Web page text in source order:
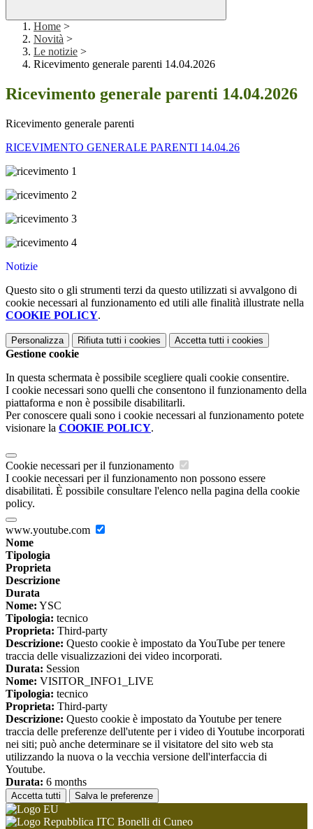
Home >
Novità >
Le notizie >
Ricevimento generale parenti 14.04.2026
Ricevimento generale parenti 14.04.2026
Ricevimento generale parenti
RICEVIMENTO GENERALE PARENTI 14.04.26
Notizie
Questo sito o gli strumenti terzi da questo utilizzati si avvalgono di
cookie necessari al funzionamento ed utili alle finalità illustrate nella
COOKIE POLICY.
Personalizza Rifiuta tutti i cookies Accetta tutti i cookies
Gestione cookie
In questa schermata è possibile scegliere quali cookie consentire.
I cookie necessari sono quelli che consentono il funzionamento della
piattaforma e non è possibile disabilitarli.
Per conoscere quali sono i cookie necessari al funzionamento potete
visionare la COOKIE POLICY.
Cookie necessari per il funzionamento
I cookie necessari per il funzionamento non possono essere
disabilitati. È possibile consultare l'elenco nella pagina della cookie
policy.
www.youtube.com
Nome
Tipologia
Proprieta
Descrizione
Durata
Nome: YSC
Tipologia: tecnico
Proprieta: Third-party
Descrizione: Questo cookie è impostato da YouTube per tenere
traccia delle visualizzazioni dei video incorporati.
Durata: Session
Nome: VISITOR_INFO1_LIVE
Tipologia: tecnico
Proprieta: Third-party
Descrizione: Questo cookie è impostato da Youtube per tenere
traccia delle preferenze dell'utente per i video di Youtube incorporati
nei siti; può anche determinare se il visitatore del sito web sta
utilizzando la nuova o la vecchia versione dell'interfaccia di
Youtube.
Durata: 6 months
Accetta tutti Salva le preferenze
ITC Bonelli di Cuneo